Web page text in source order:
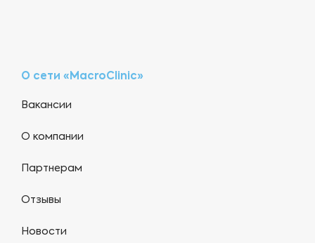
О сети «MacroClinic»
Вакансии
О компании
Партнерам
Отзывы
Новости